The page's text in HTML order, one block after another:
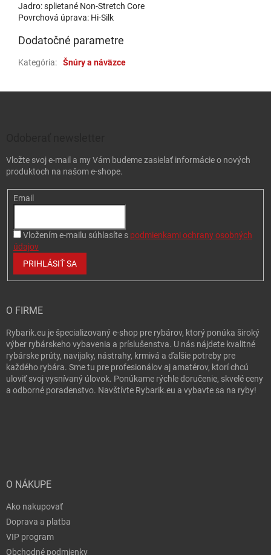
Jadro: splietané Non-Stretch Core
Povrchová úprava: Hi-Silk
Dodatočné parametre
Kategória: Šnúry a náväzce
Vložte svoj e-mail a my Vám budeme zasielať informácie o nových
produktoch na našom e-shope.
Email
Vložením e-mailu súhlasíte s podmienkami ochrany osobných
údajov
PRIHLÁSIŤ SA
O FIRME
Rybarik.eu je špecializovaný e-shop pre rybárov, ktorý ponúka široký
výber rybárskeho vybavenia a príslušenstva. U nás nájdete kvalitné
rybárske prúty, navijaky, nástrahy, krmivá a ďalšie potreby pre
každého rybára. Sme tu pre profesionálov aj amatérov, ktorí chcú
uloviť svoj vysnívaný úlovok. Ponúkame rýchle doručenie, skvelé ceny
a odborné poradenstvo. Navštívte Rybarik.eu a vybavte sa na ryby!
O NÁKUPE
Ako nakupovať
Doprava a platba
VIP program
Obchodné podmienky